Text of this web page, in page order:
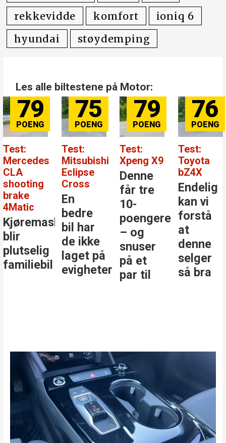
rekkevidde
komfort
ioniq 6
hyundai
støydemping
Les alle biltestene på Motor:
79
Test:
Mercedes
CLA
shooting
brake
4Matic
Kjøremaskinen
blir
plutselig
familiebil
75
Test:
Mitsubishi
Eclipse
Cross
En
bedre
bil har
de ikke
laget på
evigheter
79
Test:
Xpeng X9
Denne
får tre
10-
poengere
– og
snuser
på et
par til
76
Test:
Toyota
bZ4X
Endelig
kan vi
forstå
at
denne
selger
så bra